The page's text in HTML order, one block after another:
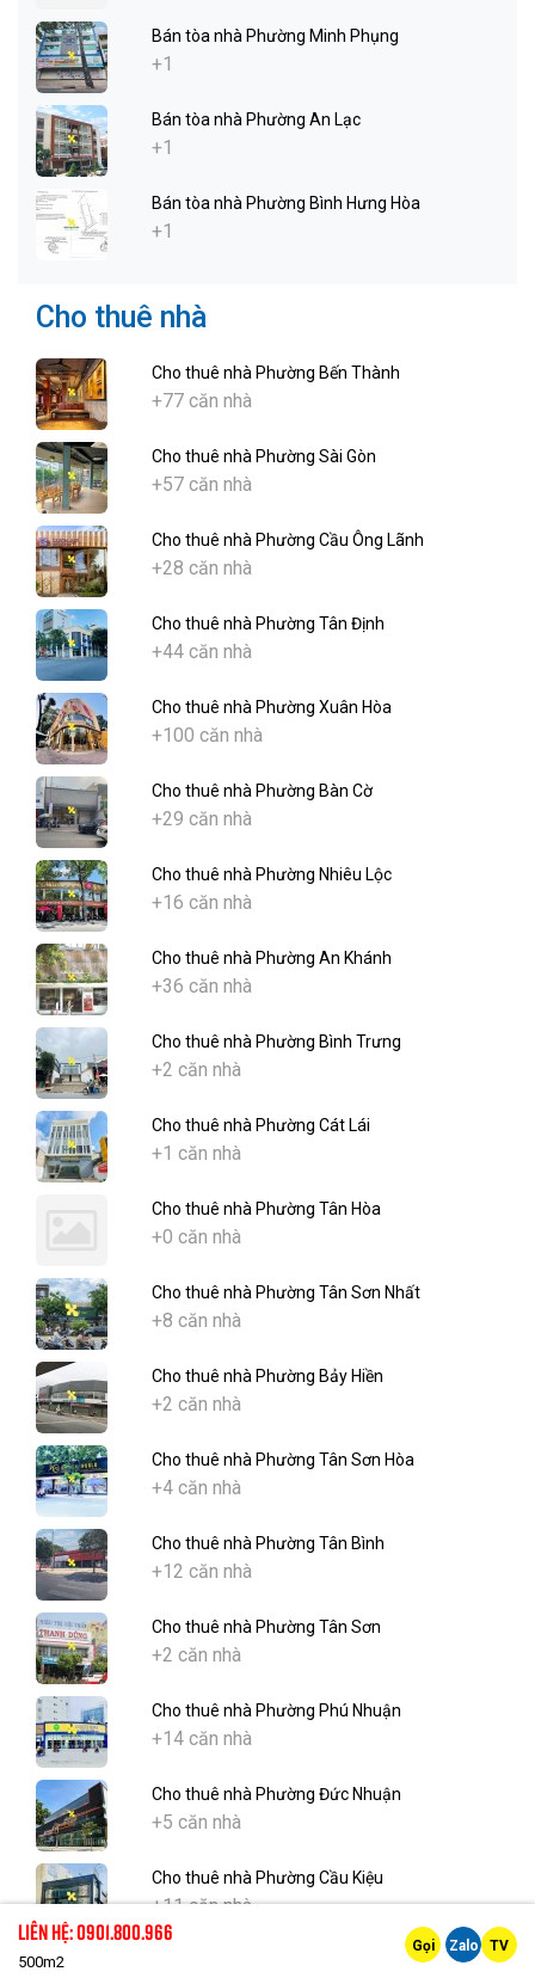
Bán tòa nhà Phường Minh Phụng
+1
Bán tòa nhà Phường An Lạc
+1
Bán tòa nhà Phường Bình Hưng Hòa
+1
Cho thuê nhà
Cho thuê nhà Phường Bến Thành
+77 căn nhà
Cho thuê nhà Phường Sài Gòn
+57 căn nhà
Cho thuê nhà Phường Cầu Ông Lãnh
+28 căn nhà
Cho thuê nhà Phường Tân Định
+44 căn nhà
Cho thuê nhà Phường Xuân Hòa
+100 căn nhà
Cho thuê nhà Phường Bàn Cờ
+29 căn nhà
Cho thuê nhà Phường Nhiêu Lộc
+16 căn nhà
Cho thuê nhà Phường An Khánh
+36 căn nhà
Cho thuê nhà Phường Bình Trưng
+2 căn nhà
Cho thuê nhà Phường Cát Lái
+1 căn nhà
Cho thuê nhà Phường Tân Hòa
+0 căn nhà
Cho thuê nhà Phường Tân Sơn Nhất
+8 căn nhà
Cho thuê nhà Phường Bảy Hiền
+2 căn nhà
Cho thuê nhà Phường Tân Sơn Hòa
+4 căn nhà
Cho thuê nhà Phường Tân Bình
+12 căn nhà
Cho thuê nhà Phường Tân Sơn
+2 căn nhà
Cho thuê nhà Phường Phú Nhuận
+14 căn nhà
Cho thuê nhà Phường Đức Nhuận
+5 căn nhà
Cho thuê nhà Phường Cầu Kiệu
+11 căn nhà
Cho thuê nhà Phường Thạnh Mỹ Tây
Liên hệ: 0901.800.966
500m2
Gọi Zalo TV